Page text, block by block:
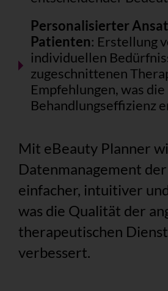
Personalisierter
Patienten: Erstellung
individuellen
zugeschnittenen
Empfehlungen, was die
Behandlungseffizienz
Mit eBeauty Planner
Datenmanagement
einfacher, intuitiver
was die Qualität der
therapeutischen
verbessert.